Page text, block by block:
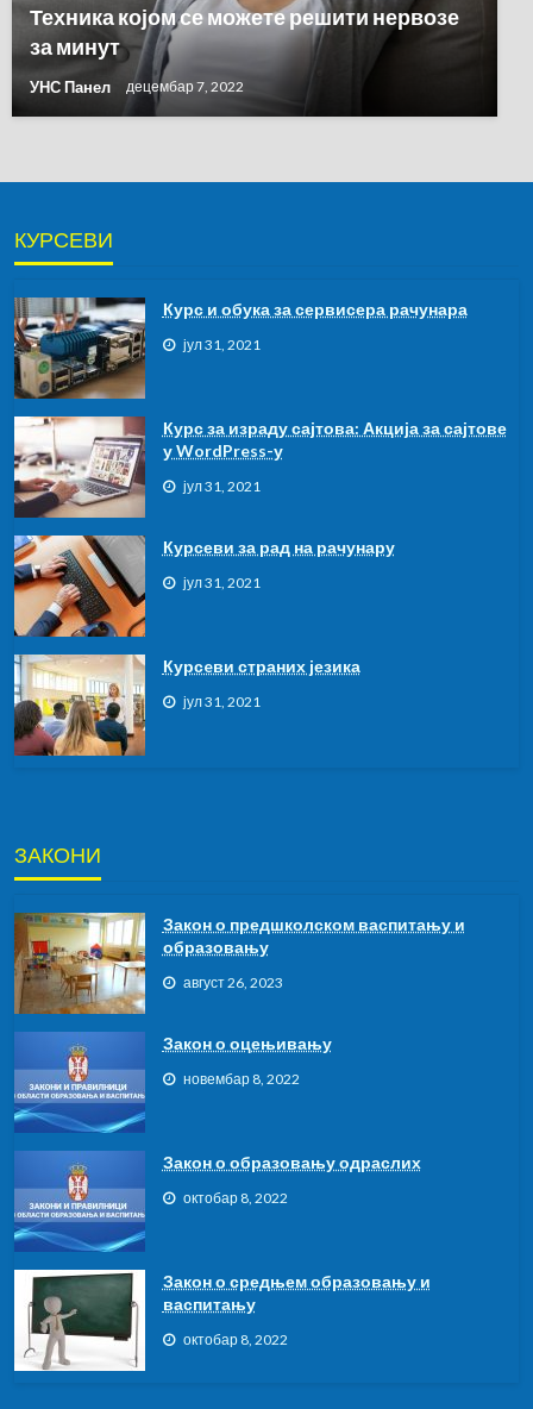
Техника којом се можете решити нервозе
за минут
УНС Панел децембар 7, 2022
КУРСЕВИ
Курс и обука за сервисера рачунара
јул 31, 2021
Курс за израду сајтова: Акција за сајтове
у WordPress-у
јул 31, 2021
Курсеви за рад на рачунару
јул 31, 2021
Курсeви страних језика
јул 31, 2021
ЗАКОНИ
Закон о предшколском васпитању и
образовању
август 26, 2023
Закон о оцењивању
новембар 8, 2022
Закон о образовању одраслих
октобар 8, 2022
Закон о средњем образовању и
васпитању
октобар 8, 2022